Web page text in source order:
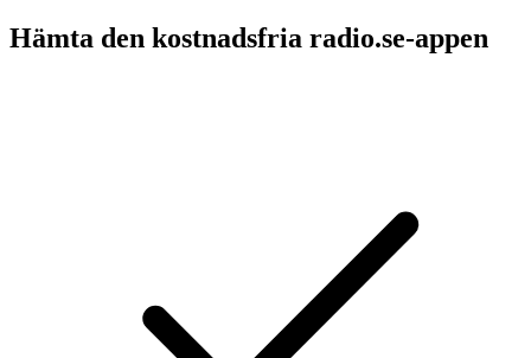
Hämta den kostnadsfria radio.se-appen